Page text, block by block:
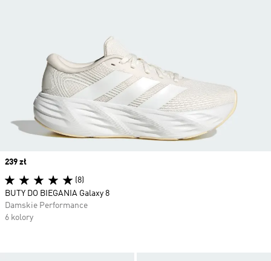
Price
239 zł
(8)
BUTY DO BIEGANIA Galaxy 8
Damskie Performance
6 kolory